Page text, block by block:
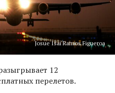
Josue Isai Ramos Figueroa
12
перелетов.